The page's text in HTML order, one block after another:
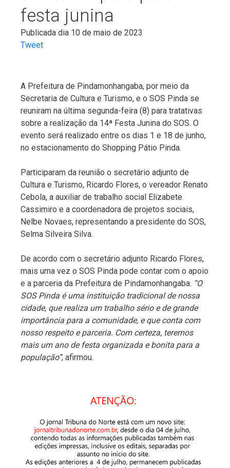
festa junina
Publicada dia 10 de maio de 2023
Tweet
A Prefeitura de Pindamonhangaba, por meio da
Secretaria de Cultura e Turismo, e o SOS Pinda se
reuniram na última segunda-feira (8) para tratativas
sobre a realização da 14ª Festa Junina do SOS. O
evento será realizado entre os dias 1 e 18 de junho,
no estacionamento do Shopping Pátio Pinda.
Participaram da reunião o secretário adjunto de
Cultura e Turismo, Ricardo Flores, o vereador Renato
Cebola, a auxiliar de trabalho social Elizabete
Cassimiro e a coordenadora de projetos sociais,
Nelbe Novaes, representando a presidente do SOS,
Selma Silveira Silva.
De acordo com o secretário adjunto Ricardo Flores,
mais uma vez o SOS Pinda pode contar com o apoio
e a parceria da Prefeitura de Pindamonhangaba. “O
SOS Pinda é uma instituição tradicional de nossa
cidade, que realiza um trabalho sério e de grande
importância para a comunidade, e que conta com
nosso respeito e parceria. Com certeza, teremos
mais um ano de festa organizada e bonita para a
população”, afirmou.